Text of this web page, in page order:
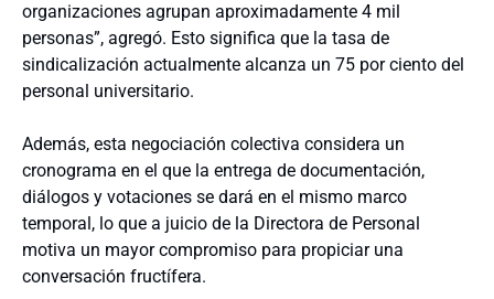
organizaciones agrupan aproximadamente 4 mil
personas”, agregó. Esto significa que la tasa de
sindicalización actualmente alcanza un 75 por ciento del
personal universitario.
Además, esta negociación colectiva considera un
cronograma en el que la entrega de documentación,
diálogos y votaciones se dará en el mismo marco
temporal, lo que a juicio de la Directora de Personal
motiva un mayor compromiso para propiciar una
conversación fructífera.